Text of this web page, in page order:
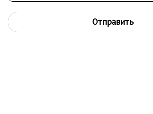
Отправить